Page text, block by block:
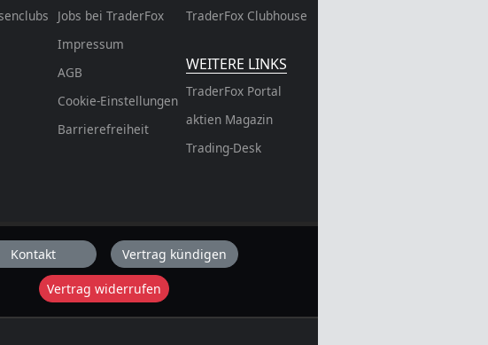
Jobs bei TraderFox
Impressum
AGB
Cookie-Einstellungen
Barrierefreiheit
TraderFox Clubhouse
WEITERE LINKS
TraderFox Portal
aktien Magazin
Trading-Desk
Kontakt Vertrag kündigen
Vertrag widerrufen